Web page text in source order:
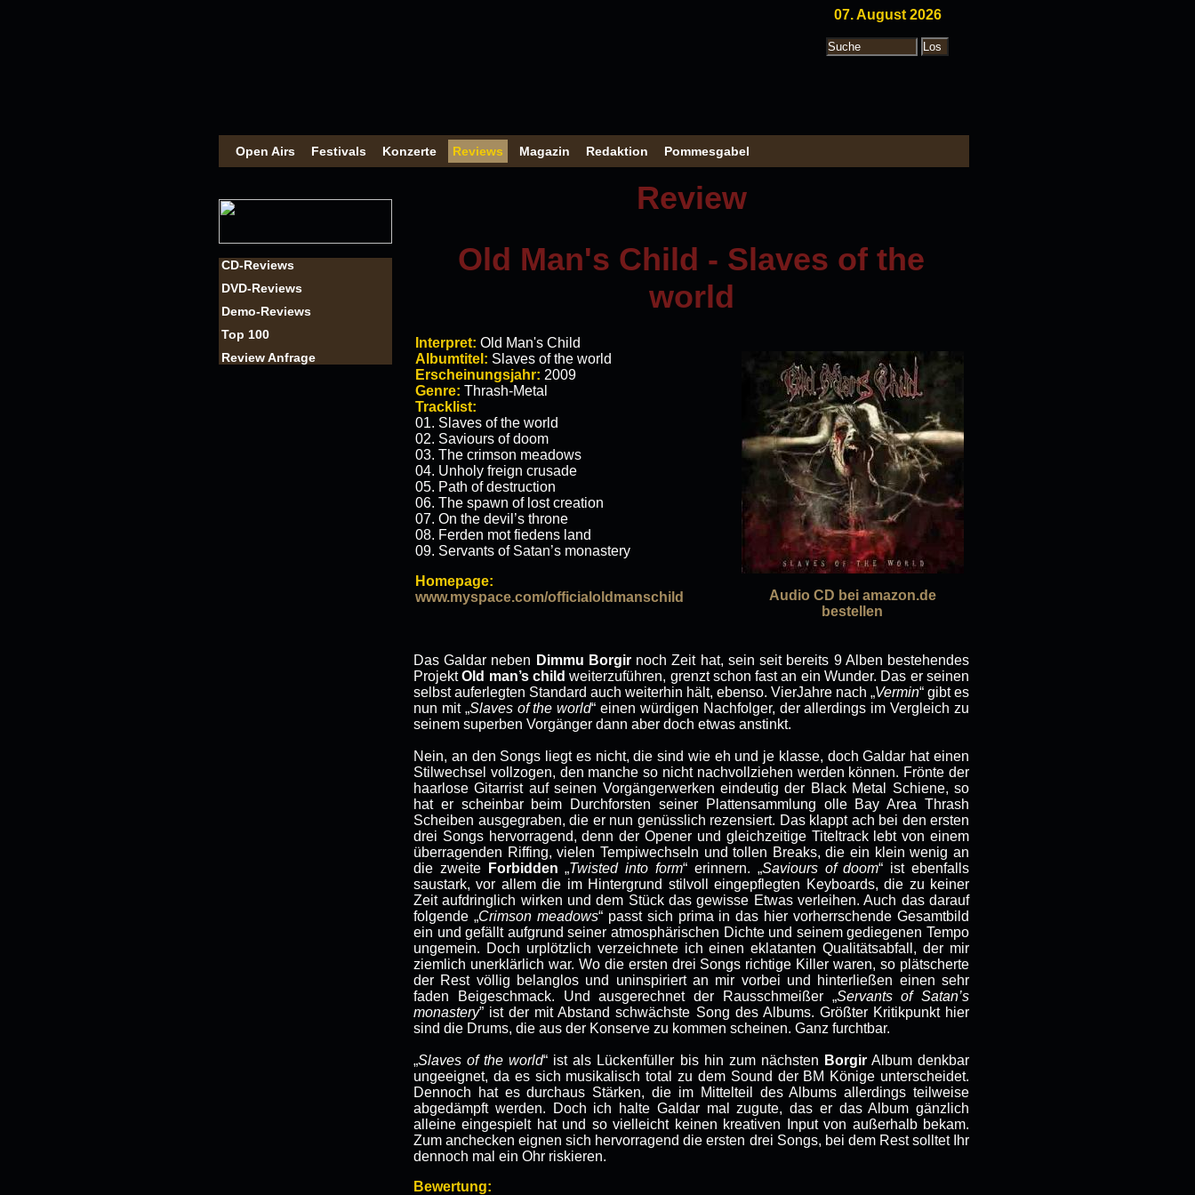
07. August 2026
Open Airs Festivals Konzerte Reviews Magazin Redaktion Pommesgabel
Review
CD-Reviews
DVD-Reviews
Demo-Reviews
Top 100
Review Anfrage
Old Man's Child - Slaves of the
world
Interpret: Old Man's Child
Albumtitel: Slaves of the world
Erscheinungsjahr: 2009
Genre: Thrash-Metal
Tracklist:
01. Slaves of the world
02. Saviours of doom
03. The crimson meadows
04. Unholy freign crusade
05. Path of destruction
06. The spawn of lost creation
07. On the devil’s throne
08. Ferden mot fiedens land
09. Servants of Satan’s monastery
Homepage:
www.myspace.com/officialoldmanschild
Audio CD bei amazon.de
bestellen
Das Galdar neben Dimmu Borgirnoch Zeit hat, sein seit bereits 9 Alben bestehendes
ProjektOld man’s child weiterzuführen, grenzt schon fast an ein Wunder. Das er seinen
selbst auferlegten Standard auch weiterhin hält, ebenso. VierJahre nach „Vermin“ gibt es
nun mit „Slaves of the world“ einen würdigen Nachfolger, der allerdings im Vergleich zu
seinem superben Vorgänger dann aber doch etwas anstinkt.
Nein, an den Songs liegt es nicht, die sind wie eh und je klasse, doch Galdar hat einen
Stilwechsel vollzogen, den manche so nicht nachvollziehen werden können. Frönte der
haarlose Gitarrist auf seinen Vorgängerwerken eindeutig der Black Metal Schiene, so
hat er scheinbar beim Durchforsten seiner Plattensammlung olle Bay Area Thrash
Scheiben ausgegraben, die er nun genüsslich rezensiert. Das klappt ach bei den ersten
drei Songs hervorragend, denn der Opener und gleichzeitige Titeltrack lebt von einem
überragenden Riffing, vielen Tempiwechseln und tollen Breaks, die ein klein wenig an
die zweite
Forbidden „Twisted into form“ erinnern. „Saviours of doom“ ist ebenfalls
saustark, vor allem die im Hintergrund stilvoll eingepflegten Keyboards, die zu keiner
Zeit aufdringlich wirken und dem Stück das gewisse Etwas verleihen. Auch das darauf
folgende „Crimson meadows“ passt sich prima in das hier vorherrschende Gesamtbild
ein und gefällt aufgrund seiner atmosphärischen Dichte und seinem gediegenen Tempo
ungemein. Doch urplötzlich verzeichnete ich einen eklatanten Qualitätsabfall, der mir
ziemlich unerklärlich war. Wo die ersten drei Songs richtige Killer waren, so plätscherte
der Rest völlig belanglos und uninspiriert an mir vorbei und hinterließen einen sehr
faden Beigeschmack. Und ausgerechnet der Rausschmeißer „Servants of Satan’s
monastery” ist der mit Abstand schwächste Song des Albums. Größter Kritikpunkt hier
sind die Drums, die aus der Konserve zu kommen scheinen. Ganz furchtbar.
„Slaves of the world“ ist als Lückenfüller bis hin zum nächsten BorgirAlbum denkbar
ungeeignet, da es sich musikalisch total zu dem Sound der BM Könige unterscheidet.
Dennoch hat es durchaus Stärken, die im Mittelteil des Albums allerdings teilweise
abgedämpft werden. Doch ich halte Galdar mal zugute, das er das Album gänzlich
alleine eingespielt hat und so vielleicht keinen kreativen Input von außerhalb bekam.
Zum anchecken eignen sich hervorragend die ersten drei Songs, bei dem Rest solltet Ihr
dennoch mal ein Ohr riskieren.
Bewertung: